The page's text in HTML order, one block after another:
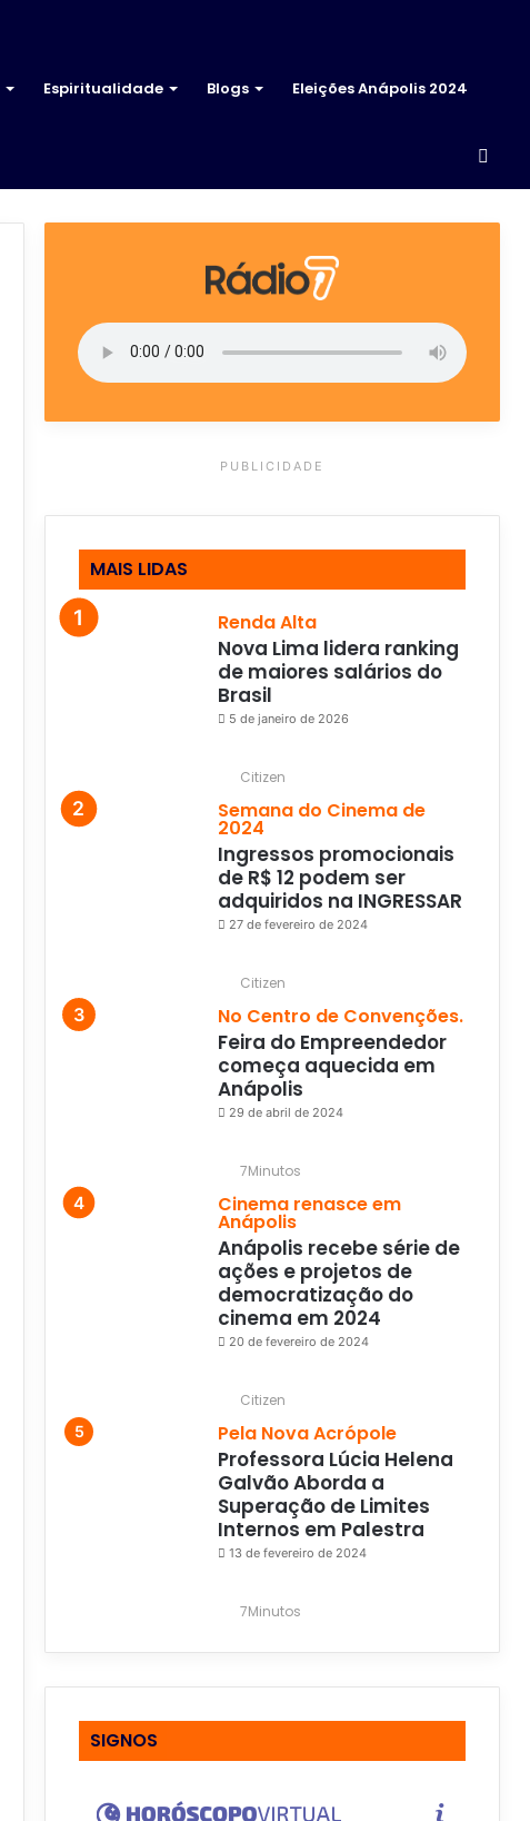
Espiritualidade Blogs Eleições Anápolis 2024
por
PUBLICIDADE
MAIS LIDAS
Renda Alta
Nova Lima lidera ranking
de maiores salários do
Brasil
5 de janeiro de 2026
Citizen
Semana do Cinema de
2024
Ingressos promocionais
de R$ 12 podem ser
adquiridos na INGRESSAR
27 de fevereiro de 2024
Citizen
No Centro de Convenções.
Feira do Empreendedor
começa aquecida em
Anápolis
29 de abril de 2024
7Minutos
Cinema renasce em
Anápolis
Anápolis recebe série de
ações e projetos de
democratização do
cinema em 2024
20 de fevereiro de 2024
Citizen
Pela Nova Acrópole
Professora Lúcia Helena
Galvão Aborda a
Superação de Limites
Internos em Palestra
13 de fevereiro de 2024
7Minutos
SIGNOS